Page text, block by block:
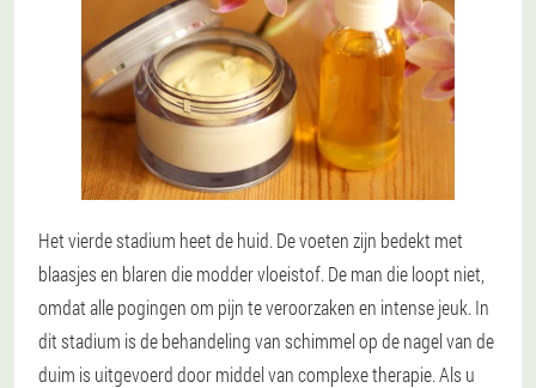
Het vierde stadium heet de huid. De voeten zijn bedekt met
blaasjes en blaren die modder vloeistof. De man die loopt niet,
omdat alle pogingen om pijn te veroorzaken en intense jeuk. In
dit stadium is de behandeling van schimmel op de nagel van de
duim is uitgevoerd door middel van complexe therapie. Als u